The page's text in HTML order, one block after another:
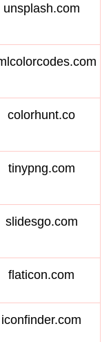
unsplash.com
colorhunt.co
tinypng.com
slidesgo.com
flaticon.com
iconfinder.com